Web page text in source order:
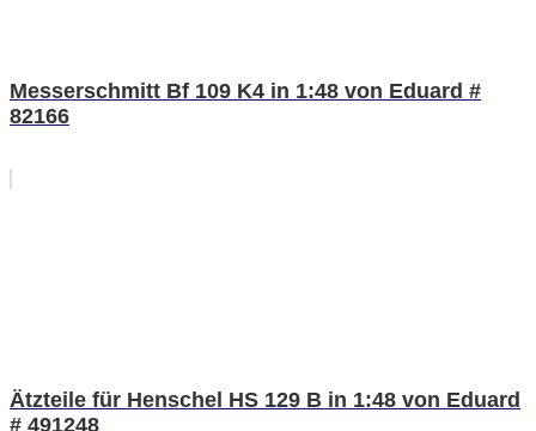
Messerschmitt Bf 109 K4 in 1:48 von Eduard #
82166
Ätzteile für Henschel HS 129 B in 1:48 von Eduard
# 491248